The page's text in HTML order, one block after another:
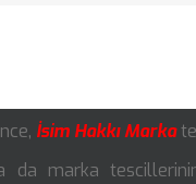
İsim Hakkı Marka
da marka